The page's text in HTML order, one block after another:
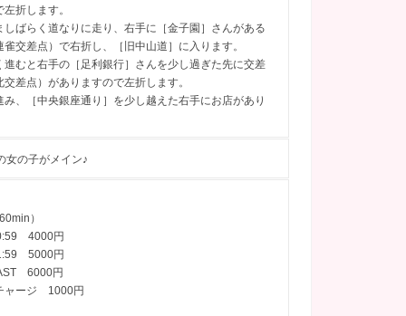
折します。
ばらく道なりに走り、右手に［金子園］さんがある
雀交差点）で右折し、［旧中山道］に入ります。
むと右手の［足利銀行］さんを少し過ぎた先に交差
交差点）がありますので左折します。
、［中央銀座通り］を少し越えた右手にお店があり
女の子がメイン♪
）
4000円
5000円
6000円
ャージ 1000円